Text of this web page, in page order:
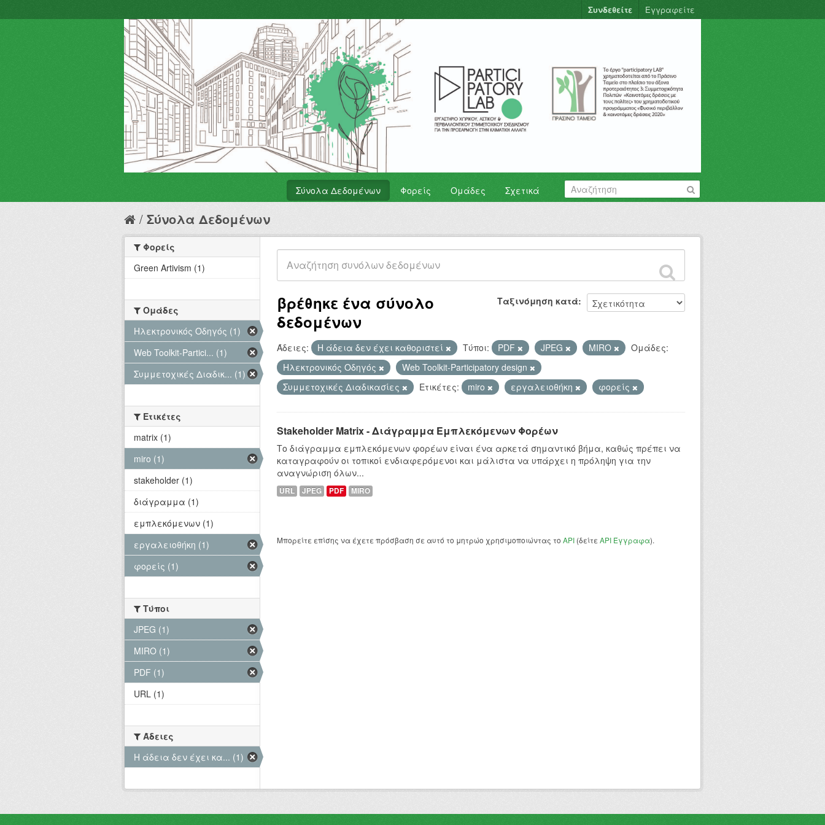
Συνδεθείτε Εγγραφείτε
Σύνολα Δεδομένων Φορείς Ομάδες Σχετικά
Σύνολα Δεδομένων
Ταξινόμηση κατά
βρέθηκε ένα σύνολο
δεδομένων
Άδειες: Η άδεια δεν έχει καθοριστεί Τύποι: PDF JPEG MIRO
Ομάδες:
Hλεκτρονικός Οδηγός
Web Toolkit-Participatory design
Συμμετοχικές Διαδικασίες
Ετικέτες: miro εργαλειοθήκη φορείς
Stakeholder Matrix - Διάγραμμα Εμπλεκόμενων Φορέων
Το διάγραμμα εμπλεκόμενων φορέων είναι ένα αρκετά σημαντικό βήμα, καθώς πρέπει να
καταγραφούν οι τοπικοί ενδιαφερόμενοι και μάλιστα να υπάρχει η πρόληψη για την
αναγνώριση όλων...
URL JPEG PDF MIRO
Μπορείτε επίσης να έχετε πρόσβαση σε αυτό το μητρώο χρησιμοποιώντας το API (δείτε API Έγγραφα).
Φορείς
Green Artivism (1)
Ομάδες
Hλεκτρονικός Οδηγός (1)
Web Toolkit-Partici... (1)
Συμμετοχικές Διαδικ... (1)
Ετικέτες
matrix (1)
miro (1)
stakeholder (1)
διάγραμμα (1)
εμπλεκόμενων (1)
εργαλειοθήκη (1)
φορείς (1)
Τύποι
JPEG (1)
MIRO (1)
PDF (1)
URL (1)
Άδειες
Η άδεια δεν έχει κα... (1)